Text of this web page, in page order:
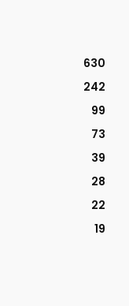
630
242
99
73
39
28
22
19